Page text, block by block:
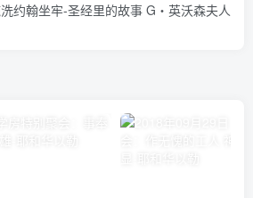
约翰坐牢-圣经里的故事 G‧英沃森夫人